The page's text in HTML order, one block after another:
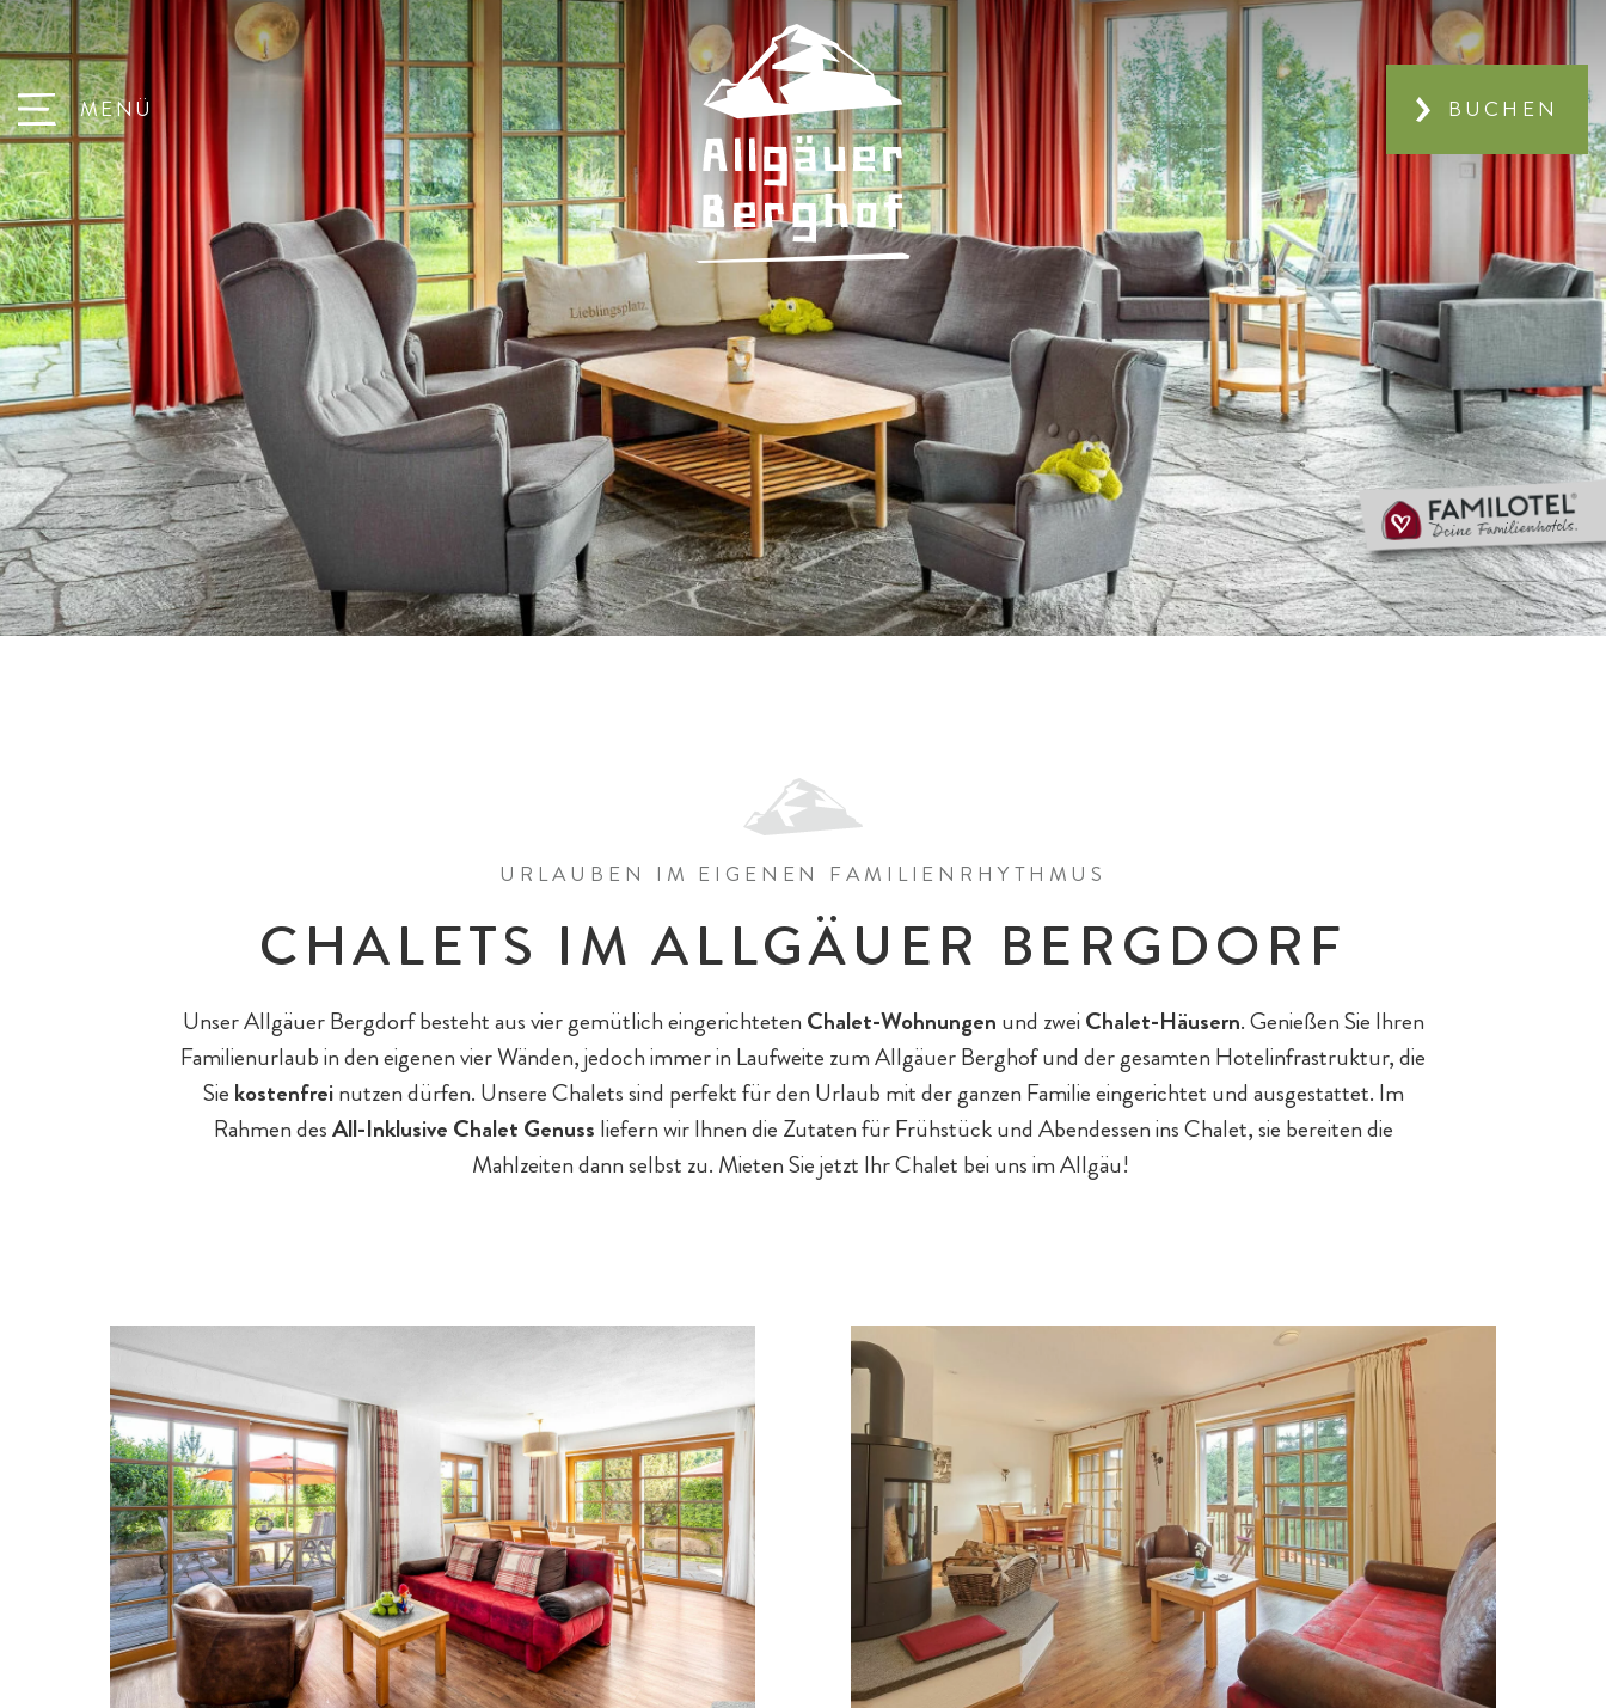
MENÜ BUCHEN
URLAUBEN IM EIGENEN FAMILIENRHYTHMUS
CHALETS IM ALLGÄUER BERGDORF
Unser Allgäuer Bergdorf besteht aus vier gemütlich eingerichteten Chalet-Wohnungen und zwei Chalet-Häusern. Genießen Sie Ihren
Familienurlaub in den eigenen vier Wänden, jedoch immer in Laufweite zum Allgäuer Berghof und der gesamten Hotelinfrastruktur, die
Sie kostenfreinutzen dürfen. Unsere Chalets sind perfekt für den Urlaub mit der ganzen Familie eingerichtet und ausgestattet. Im
Rahmen desAll-Inklusive Chalet Genuss liefern wir Ihnen die Zutaten für Frühstück und Abendessen ins Chalet, sie bereiten die
Mahlzeiten dann selbst zu. Mieten Sie jetzt Ihr Chalet bei uns im Allgäu!
Das Hotel
Zimmer & Suiten
Hotel-Pauschalen
Die Chalets
All-Inklusiv Chalet-Genuss
Chalet-Pauschalen
Chaleturlaub - 5 Gründe
Direkt an der Piste
Wandern mit Kindern
Spielplätze
Outdoor-Sport & Tennis
Spielscheune
Pools & Wasserrutschen
Baby- & Kinderbetreuung
Spa für Mama & Papa
Fitness & Yoga
Babys
Kleinkinder
Schulkinder
Teens
Familien mit Hund